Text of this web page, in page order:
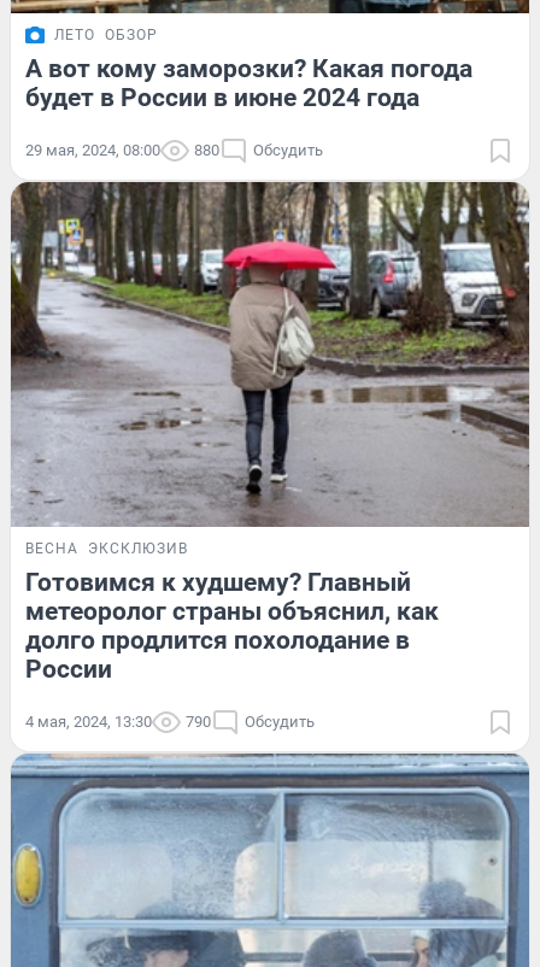
ЛЕТО ОБЗОР
А вот кому заморозки? Какая погода
будет в России в июне 2024 года
29 мая, 2024, 08:00 880 Обсудить
ВЕСНА ЭКСКЛЮЗИВ
Готовимся к худшему? Главный
метеоролог страны объяснил, как
долго продлится похолодание в
России
4 мая, 2024, 13:30 790 Обсудить